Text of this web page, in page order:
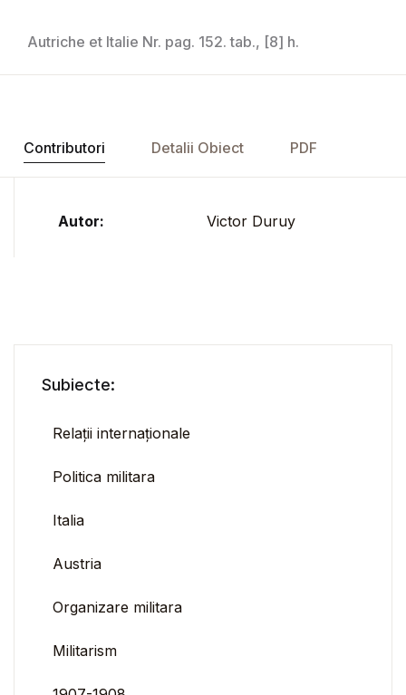
Autriche et Italie Nr. pag. 152. tab., [8] h.
Contributori Detalii Obiect PDF
Autor: Victor Duruy
Subiecte:
Relații internaționale
Politica militara
Italia
Austria
Organizare militara
Militarism